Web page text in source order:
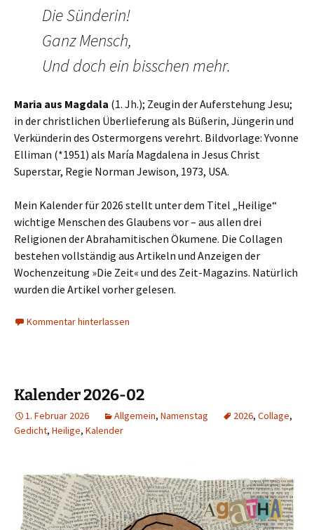
Die Sünderin!
Ganz Mensch,
Und doch ein bisschen mehr.
Maria aus Magdala (1. Jh.); Zeugin der Auferstehung Jesu;
in der christlichen Überlieferung als Büßerin, Jüngerin und
Verkünderin des Ostermorgens verehrt. Bildvorlage: Yvonne
Elliman (*1951) als María Magdalena in Jesus Christ
Superstar, Regie Norman Jewison, 1973, USA.
Mein Kalender für 2026 stellt unter dem Titel „Heilige“
wichtige Menschen des Glaubens vor – aus allen drei
Religionen der Abrahamitischen Ökumene. Die Collagen
bestehen vollständig aus Artikeln und Anzeigen der
Wochenzeitung »Die Zeit« und des Zeit-Magazins. Natürlich
wurden die Artikel vorher gelesen.
Kommentar hinterlassen
Kalender 2026-02
1. Februar 2026 Allgemein, Namenstag 2026, Collage,
Gedicht, Heilige, Kalender